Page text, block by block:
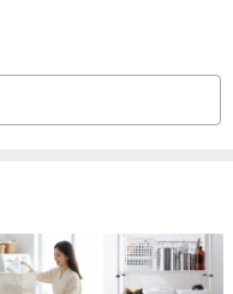
袋中。水晶礦石晶體盡可能
澡，因為主要繩材是蠟線
收到的瞬間即可直接配